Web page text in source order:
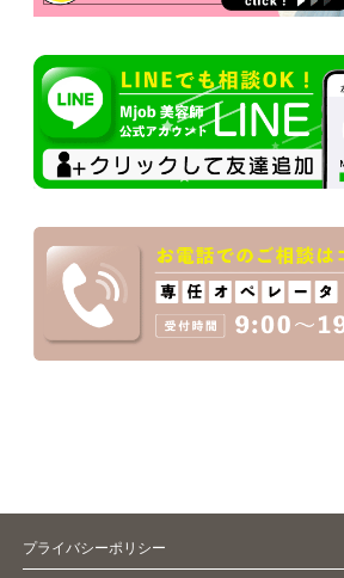
プライバシーポリシー